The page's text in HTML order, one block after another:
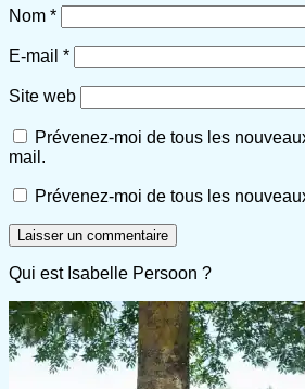
Nom *
E-mail *
Site web
Prévenez-moi de tous les
mail.
Prévenez-moi de tous les
Qui est Isabelle Persoon ?